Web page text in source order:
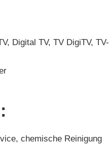
Digital TV, TV DigiTV, TV-
chemische Reinigung